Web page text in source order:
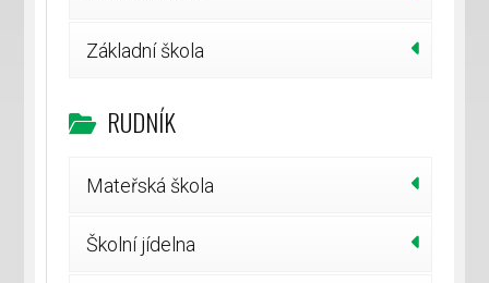
Základní škola
RUDNÍK
Mateřská škola
Školní jídelna